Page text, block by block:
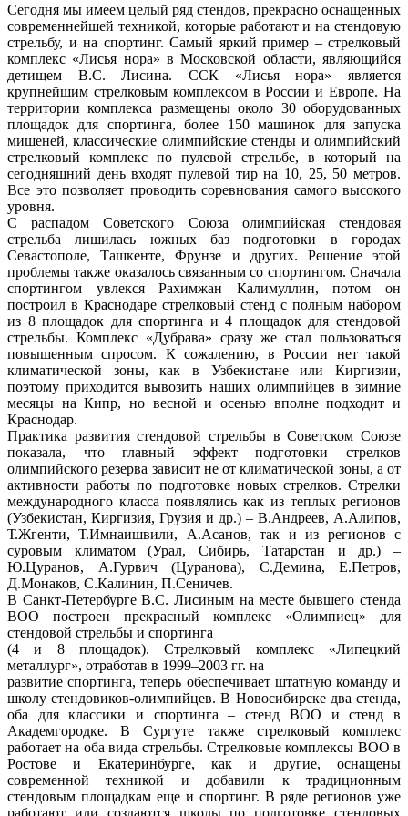
Сегодня мы имеем целый ряд стендов, прекрасно оснащенных
современнейшей техникой, которые работают и на стендовую
стрельбу, и на спортинг. Самый яркий пример – стрелковый
комплекс «Лисья нора» в Московской области, являющийся
детищем В.С. Лисина. ССК «Лисья нора» является
крупнейшим стрелковым комплексом в России и Европе. На
территории комплекса размещены около 30 оборудованных
площадок для спортинга, более 150 машинок для запуска
мишеней, классические олимпийские стенды и олимпийский
стрелковый комплекс по пулевой стрельбе, в который на
сегодняшний день входят пулевой тир на 10, 25, 50 метров.
Все это позволяет проводить соревнования самого высокого
уровня.
С распадом Советского Союза олимпийская стендовая
стрельба лишилась южных баз подготовки в городах
Севастополе, Ташкенте, Фрунзе и других. Решение этой
проблемы также оказалось связанным со спортингом. Сначала
спортингом увлекся Рахимжан Калимуллин, потом он
построил в Краснодаре стрелковый стенд с полным набором
из 8 площадок для спортинга и 4 площадок для стендовой
стрельбы. Комплекс «Дубрава» сразу же стал пользоваться
повышенным спросом. К сожалению, в России нет такой
климатической зоны, как в Узбекистане или Киргизии,
поэтому приходится вывозить наших олимпийцев в зимние
месяцы на Кипр, но весной и осенью вполне подходит и
Краснодар.
Практика развития стендовой стрельбы в Советском Союзе
показала, что главный эффект подготовки стрелков
олимпийского резерва зависит не от климатической зоны, а от
активности работы по подготовке новых стрелков. Стрелки
международного класса появлялись как из теплых регионов
(Узбекистан, Киргизия, Грузия и др.) – В.Андреев, А.Алипов,
Т.Жгенти, Т.Имнаишвили, А.Асанов, так и из регионов с
суровым климатом (Урал, Сибирь, Татарстан и др.) –
Ю.Цуранов, А.Гурвич (Цуранова), С.Демина, Е.Петров,
Д.Монаков, С.Калинин, П.Сеничев.
В Санкт-Петербурге В.С. Лисиным на месте бывшего стенда
ВОО построен прекрасный комплекс «Олимпиец» для
стендовой стрельбы и спортинга
(4 и 8 площадок). Стрелковый комплекс «Липецкий
металлург», отработав в 1999–2003 гг. на
развитие спортинга, теперь обеспечивает штатную команду и
школу стендовиков-олимпийцев. В Новосибирске два стенда,
оба для классики и спортинга – стенд ВОО и стенд в
Академгородке. В Сургуте также стрелковый комплекс
работает на оба вида стрельбы. Стрелковые комплексы ВОО в
Ростове и Екатеринбурге, как и другие, оснащены
современной техникой и добавили к традиционным
стендовым площадкам еще и спортинг. В ряде регионов уже
работают или создаются школы по подготовке стендовых